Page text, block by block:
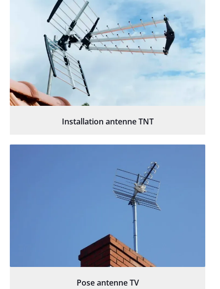
Installation antenne TNT
Pose antenne TV